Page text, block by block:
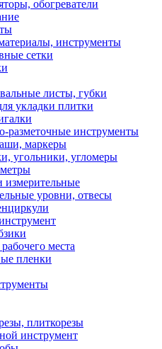
обогреватели
инструменты
сетки
листы, губки
укладки плитки
разметочные инструменты
маркеры
угольники, угломеры
измерительные
уровни, отвесы
места
пленки
плиткорезы
инструмент